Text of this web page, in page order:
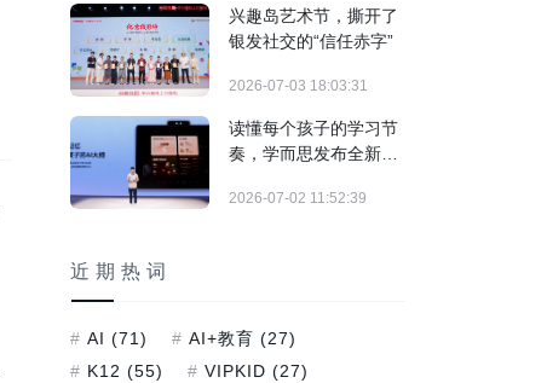
兴趣岛艺术节，撕开了
银发社交的“信任赤字”
2026-07-03 18:03:31
读懂每个孩子的学习节
奏，学而思发布全新培
T6系列
2026-07-02 11:52:39
近期热词
AI (71) AI+教育 (27)
K12 (55) VIPKID (27)